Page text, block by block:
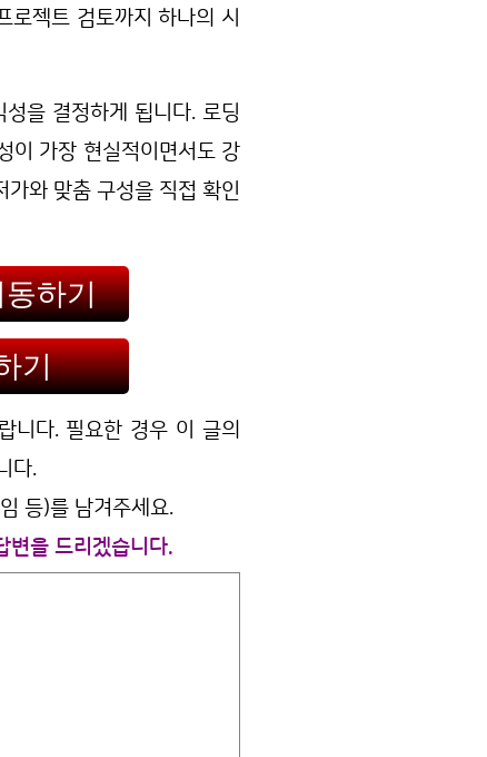
젝트 검토까지 하나의 시
을 결정하게 됩니다. 로딩
이 가장 현실적이면서도 강
와 맞춤 구성을 직접 확인
하기
기
니다. 필요한 경우 이 글의
다.
등)를 남겨주세요.
변을 드리겠습니다.